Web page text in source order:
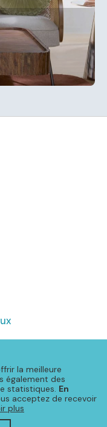
la meilleure
également des
statistiques. En
acceptez de recevoir
plus